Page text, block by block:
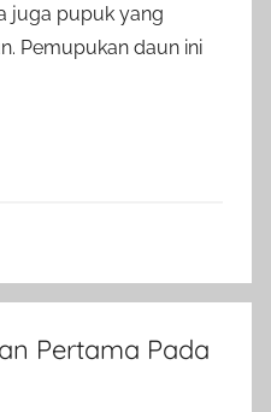
juga pupuk yang
Pemupukan daun ini
Pertama Pada